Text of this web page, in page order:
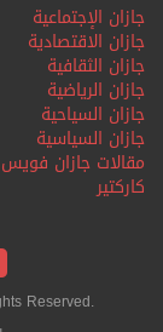
جازان الإجتماعية
جازان الاقتصادية
جازان الثقافية
جازان الرياضية
جازان السياحية
جازان السياسية
مقالات جازان فويس
كاركتير
Reserved.